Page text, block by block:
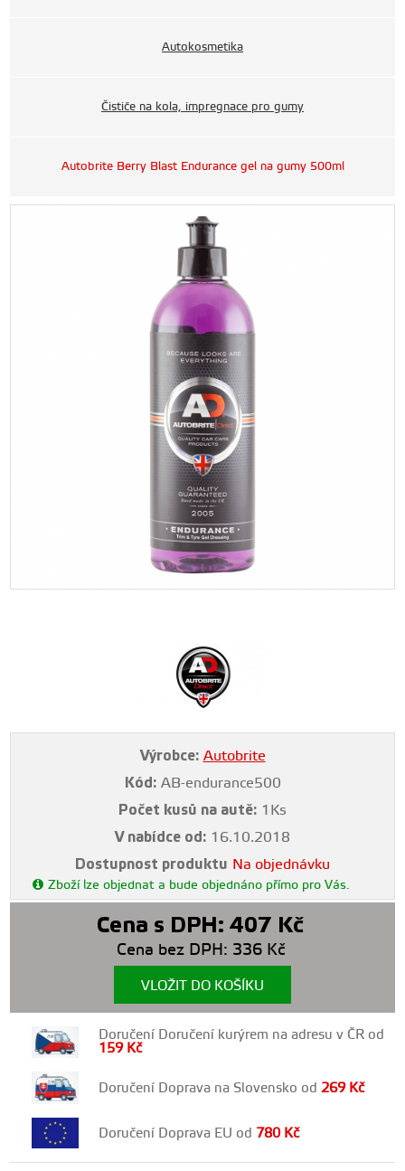
Autokosmetika
Čističe na kola, impregnace pro gumy
Autobrite Berry Blast Endurance gel na gumy 500ml
Výrobce: Autobrite
Kód: AB-endurance500
Počet kusů na autě: 1Ks
V nabídce od: 16.10.2018
Dostupnost produktu Na objednávku
Zboží lze objednat a bude objednáno přímo pro Vás.
Cena s DPH: 407 Kč
Cena bez DPH: 336 Kč
VLOŽIT DO KOŠÍKU
Doručení Doručení kurýrem na adresu v ČR od
159 Kč
Doručení Doprava na Slovensko od269 Kč
Doručení Doprava EU od 780 Kč